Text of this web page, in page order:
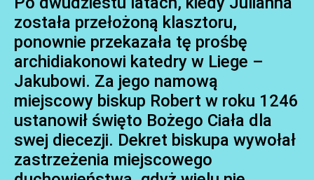
została przełożoną klasztoru,
ponownie przekazała tę prośbę
archidiakonowi katedry w Liege –
Jakubowi. Za jego namową
miejscowy biskup Robert w roku 1246
ustanowił święto Bożego Ciała dla
swej diecezji. Dekret biskupa wywołał
zastrzeżenia miejscowego